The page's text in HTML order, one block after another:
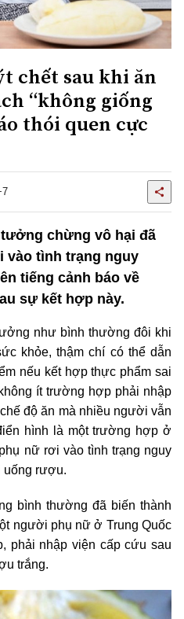
chết sau khi ăn
“không giống
thói quen cực
chừng vô hại đã
tình trạng nguy
tiếng cảnh báo về
sự kết hợp này.
như bình thường đôi khi
khỏe, thậm chí có thể dẫn
nếu kết hợp thực phẩm sai
ít trường hợp phải nhập
độ ăn mà nhiều người vẫn
hình là một trường hợp ở
nữ rơi vào tình trạng nguy
uống rượu.
bình thường đã biến thành
người phụ nữ ở Trung Quốc
phải nhập viện cấp cứu sau
trắng.